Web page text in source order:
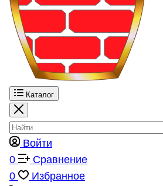
Каталог
Войти
0
Сравнение
0
Избранное